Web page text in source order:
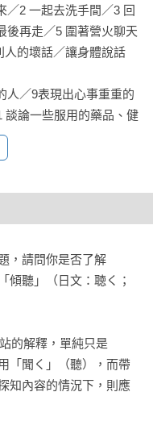
／2 一起去洗手間／3 回
後再走／5 圍著營火聊天
人的壞話／讓身體說話
人／9表現出心事重重的
談論一些服用的藥品、健
罩／13 故意遲到或是錯
態篇總結
／隨著年齡的增長才能
識的沒落／分享的連結
識的關係／重新開啟照
診斷病名的力量／當個
題／當「說了就會明
請問你是否了解
傾聽」（日文：聴く；
的解釋，單純只是
「聞く」（聽），而帶
知內容的情況下，則應